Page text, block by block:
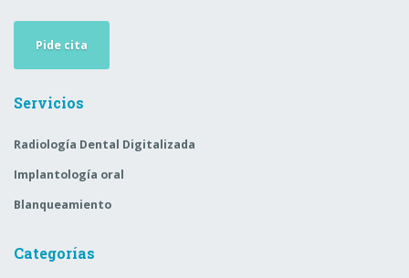
Pide cita
Servicios
Radiología Dental Digitalizada
Implantología oral
Blanqueamiento
Categorías